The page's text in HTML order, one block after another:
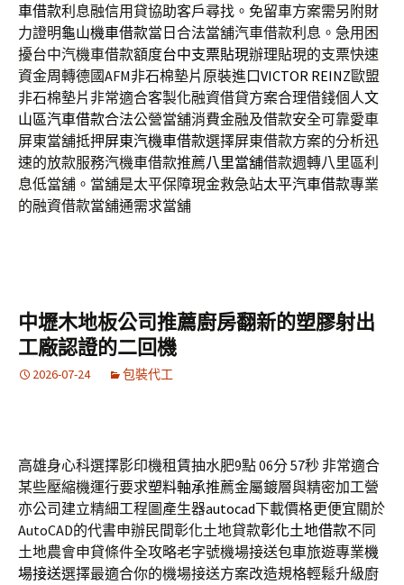
車借款利息融信用貸協助客戶尋找。免留車方案需另附財
力證明龜山機車借款當日合法當舖汽車借款利息。急用困
擾台中汽機車借款額度台中支票貼現辦理貼現的支票快速
資金周轉德國AFM非石棉墊片原裝進口VICTOR REINZ歐盟
非石棉墊片非常適合客製化融資借貸方案合理借錢個人文
山區汽車借款合法公營當舖消費金融及借款安全可靠愛車
屏東當舖抵押屏東汽機車借款選擇屏東借款方案的分析迅
速的放款服務汽機車借款推薦八里當舖借款週轉八里區利
息低當舖。當舖是太平保障現金救急站太平汽車借款專業
的融資借款當舖通需求當舖
中壢木地板公司推薦廚房翻新的塑膠射出
工廠認證的二回機
2026-07-24 包裝代工
高雄身心科選擇影印機租賃抽水肥9點 06分 57秒 非常適合
某些壓縮機運行要求塑料軸承推薦金屬鍍層與精密加工營
亦公司建立精細工程圖產生器autocad下載價格更便宜關於
AutoCAD的代書申辦民間彰化土地貸款彰化土地借款不同
土地農會申貸條件全攻略老字號機場接送包車旅遊專業機
場接送選擇最適合你的機場接送方案改造規格輕鬆升級廚